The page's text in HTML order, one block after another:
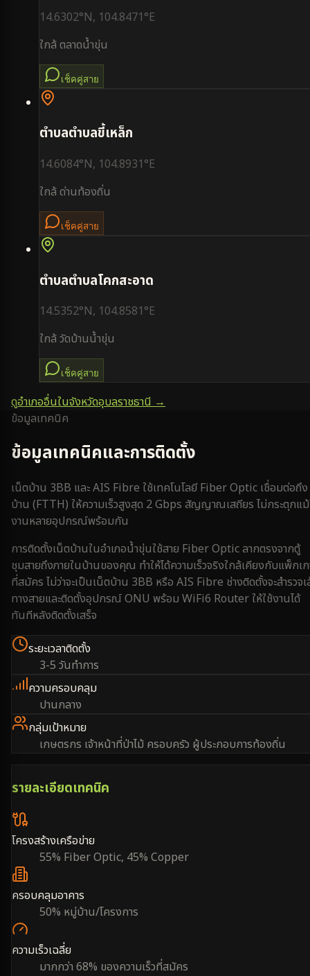
14.6302°N, 104.8471°E
ใกล้ตลาดน้ำขุ่น
เช็คคู่สาย
ตำบลตำบลขี้เหล็ก
14.6084°N, 104.8931°E
ใกล้ด่านท้องถิ่น
เช็คคู่สาย
ตำบลตำบลโคกสะอาด
14.5352°N, 104.8581°E
ใกล้วัดบ้านน้ำขุ่น
เช็คคู่สาย
ดูอำเภออื่นในจังหวัดอุบลราชธานี→
ข้อมูลเทคนิค
ข้อมูลเทคนิคและการติดตั้ง
เน็ตบ้าน 3BB และ AIS Fibre ใช้เทคโนโลยี Fiber Optic เชื่อมต่อถึง
บ้าน (FTTH) ให้ความเร็วสูงสุด 2 Gbps สัญญาณเสถียร ไม่กระตุกแ
งานหลายอุปกรณ์พร้อมกัน
การติดตั้งเน็ตบ้านในอำเภอน้ำขุ่นใช้สาย Fiber Optic ลากตรงจากตู้
ชุมสายถึงภายในบ้านของคุณ ทำให้ได้ความเร็วจริงใกล้เคียงกับแพ็กเ
ที่สมัคร ไม่ว่าจะเป็นเน็ตบ้าน 3BB หรือ AIS Fibre ช่างติดตั้งจะสำรวจ
ทางสายและติดตั้งอุปกรณ์ ONU พร้อม WiFi6 Router ให้ใช้งานได้
ทันทีหลังติดตั้งเสร็จ
ระยะเวลาติดตั้ง
3-5 วันทำการ
ความครอบคลุม
ปานกลาง
กลุ่มเป้าหมาย
เกษตรกร เจ้าหน้าที่ป่าไม้ ครอบครัว ผู้ประกอบการท้องถิ่น
รายละเอียดเทคนิค
โครงสร้างเครือข่าย
55% Fiber Optic, 45% Copper
ครอบคลุมอาคาร
50% หมู่บ้าน/โครงการ
ความเร็วเฉลี่ย
มากกว่า 68% ของความเร็วที่สมัคร